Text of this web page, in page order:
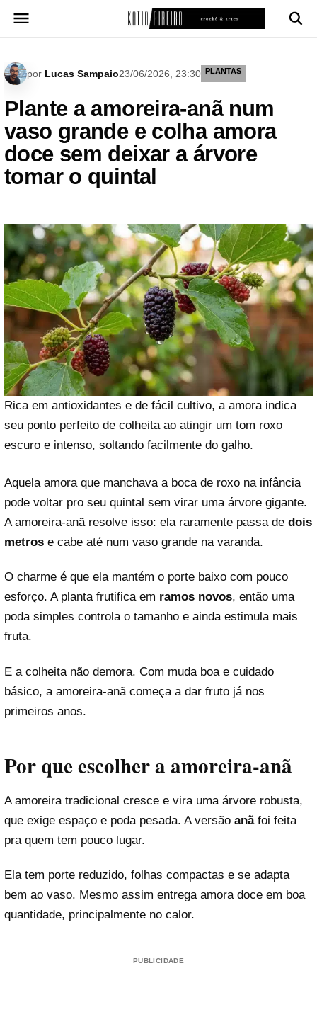
para
por Lucas Sampaio23/06/2026, 23:30 PLANTAS
Plante a amoreira-anã num
vaso grande e colha amora
doce sem deixar a árvore
tomar o quintal
Rica em antioxidantes e de fácil cultivo, a amora indica
seu ponto perfeito de colheita ao atingir um tom roxo
escuro e intenso, soltando facilmente do galho.
Aquela amora que manchava a boca de roxo na infância
pode voltar pro seu quintal sem virar uma árvore gigante.
A amoreira-anã resolve isso: ela raramente passa de dois
metros e cabe até num vaso grande na varanda.
O charme é que ela mantém o porte baixo com pouco
esforço. A planta frutifica em ramos novos, então uma
poda simples controla o tamanho e ainda estimula mais
fruta.
E a colheita não demora. Com muda boa e cuidado
básico, a amoreira-anã começa a dar fruto já nos
primeiros anos.
Por que escolher a amoreira-anã
A amoreira tradicional cresce e vira uma árvore robusta,
que exige espaço e poda pesada. A versão anãfoi feita
pra quem tem pouco lugar.
Ela tem porte reduzido, folhas compactas e se adapta
bem ao vaso. Mesmo assim entrega amora doce em boa
quantidade, principalmente no calor.
PUBLICIDADE